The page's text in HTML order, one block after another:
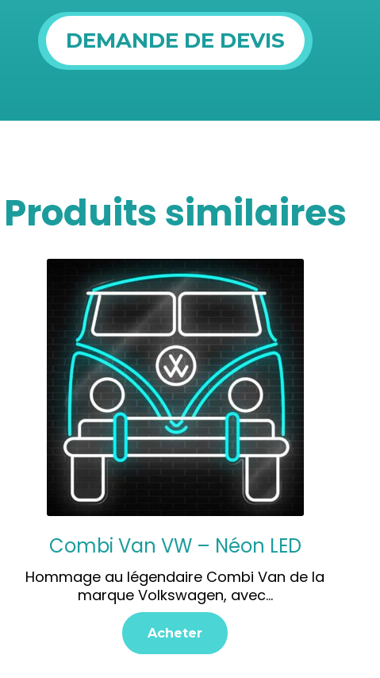
DEMANDE DE DEVIS
Produits similaires
Combi Van VW – Néon LED
Hommage au légendaire Combi Van de la
marque Volkswagen, avec…
Acheter